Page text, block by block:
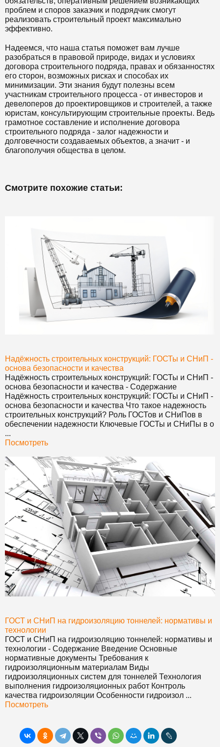
проблем и споров заказчик и подрядчик смогут
реализовать строительный проект максимально
эффективно.
Надеемся, что наша статья поможет вам лучше
разобраться в правовой природе, видах и условиях
договора строительного подряда, правах и обязанностях
его сторон, возможных рисках и способах их
минимизации. Эти знания будут полезны всем
участникам строительного процесса - от инвесторов и
девелоперов до проектировщиков и строителей, а также
юристам, консультирующим строительные проекты. Ведь
грамотное составление и исполнение договора
строительного подряда - залог надежности и
долговечности создаваемых объектов, а значит - и
благополучия общества в целом.
Смотрите похожие статьи:
Надёжность строительных конструкций: ГОСТы и СНиП -
основа безопасности и качества
Надёжность строительных конструкций: ГОСТы и СНиП -
основа безопасности и качества - Содержание
Надёжность строительных конструкций: ГОСТы и СНиП -
основа безопасности и качества Что такое надежность
строительных конструкций? Роль ГОСТов и СНиПов в
обеспечении надежности Ключевые ГОСТы и СНиПы в о
...
Посмотреть
ГОСТ и СНиП на гидроизоляцию тоннелей: нормативы и
технологии
ГОСТ и СНиП на гидроизоляцию тоннелей: нормативы и
технологии - Содержание Введение Основные
нормативные документы Требования к
гидроизоляционным материалам Виды
гидроизоляционных систем для тоннелей Технология
выполнения гидроизоляционных работ Контроль
качества гидроизоляции Особенности гидроизол ...
Посмотреть